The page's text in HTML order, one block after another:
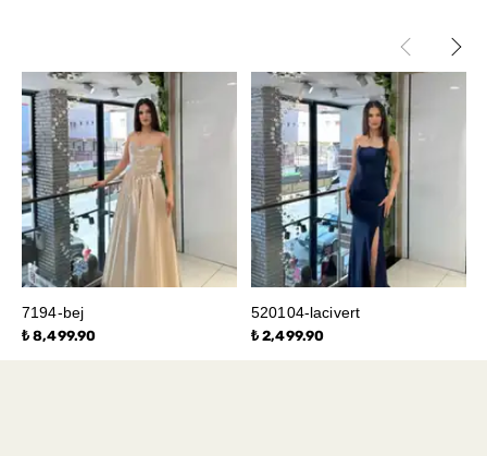
7194-bej
₺ 8,499.90
520104-lacivert
₺ 2,499.90